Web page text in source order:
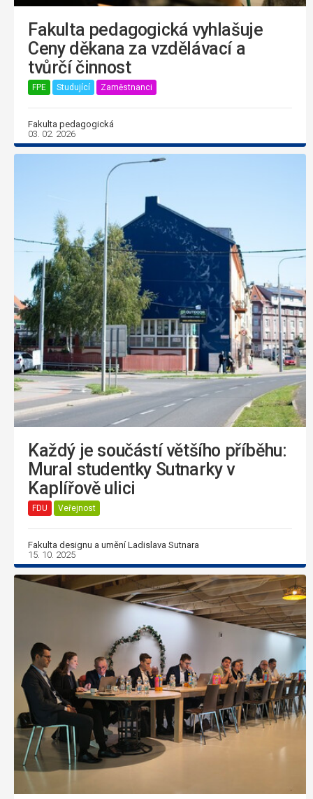
Fakulta pedagogická vyhlašuje
Ceny děkana za vzdělávací a
tvůrčí činnost
FPE Studující Zaměstnanci
Fakulta pedagogická
03. 02. 2026
Každý je součástí většího příběhu:
Mural studentky Sutnarky v
Kaplířově ulici
FDU Veřejnost
Fakulta designu a umění Ladislava Sutnara
15. 10. 2025